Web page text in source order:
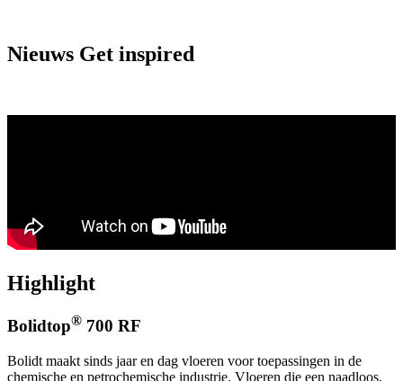
Nieuws Get inspired
Highlight
Bolidtop® 700 RF
Bolidt maakt sinds jaar en dag vloeren voor toepassingen in de
chemische en petrochemische industrie. Vloeren die een naadloos,